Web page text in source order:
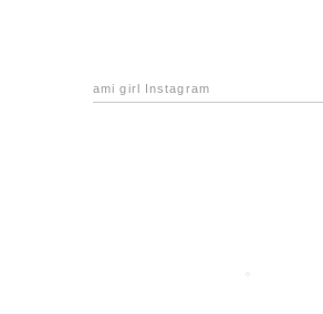
ami girl Instagram